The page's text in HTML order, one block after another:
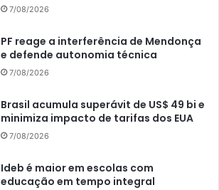
7/08/2026
PF reage a interferência de Mendonça
e defende autonomia técnica
7/08/2026
Brasil acumula superávit de US$ 49 bi e
minimiza impacto de tarifas dos EUA
7/08/2026
Ideb é maior em escolas com
educação em tempo integral